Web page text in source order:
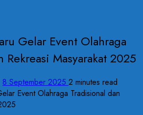
Gelar Event Olahraga
Rekreasi Masyarakat 2025
8 September 2025 2 minutes read